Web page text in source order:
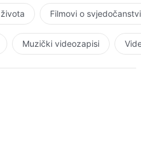
Filmovi o
Muzički videozapisi